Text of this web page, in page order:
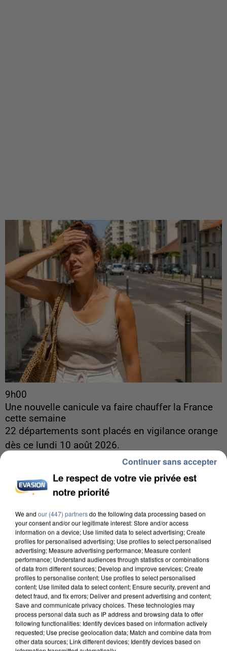
9h00
Une nouvelle canicule va faire chauffer la France
cette semaine
22 départements sont placés en vigilance orange
dès ce lundi 10 août 2026.
7 août 2026
Les données de 300 000 clients dérobées à
Le respect de votre vie privée est
notre priorité
We and our (447) partnersdo the following data processing based on
your consent and/or our legitimate interest: Store and/or access
information on a device; Use limited data to select advertising; Create
profiles for personalised advertising; Use profiles to select personalised
advertising; Measure advertising performance; Measure content
performance; Understand audiences through statistics or combinations
of data from different sources; Develop and improve services; Create
profiles to personalise content; Use profiles to select personalised
content; Use limited data to select content; Ensure security, prevent and
detect fraud, and fix errors; Deliver and present advertising and content;
Save and communicate privacy choices. These technologies may
process personal data such as IP address and browsing data to offer
following functionalities: Identify devices based on information actively
requested; Use precise geolocation data; Match and combine data from
other data sources; Link different devices; Identify devices based on
Continuer sans accepter